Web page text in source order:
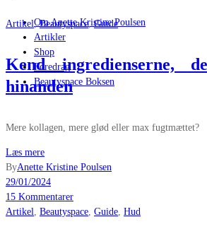
Om Anette Kristine Poulsen
Artikler
Shop
Foredrag
Beautyspace Boksen
Artikel,Beautyspace,Guide
Kend ingredienserne,
hinanden
Mere kollagen, mere glød eller max fugtmættet?
Læs mere
ByAnette Kristine Poulsen
29/01/2024
15 Kommentarer
Artikel
Beautyspace Guide Hud